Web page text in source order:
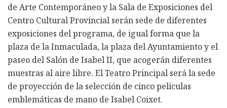
de Arte Contemporáneo y la Sala de Exposiciones del
Centro Cultural Provincial serán sede de diferentes
exposiciones del programa, de igual forma que la
plaza de la Inmaculada, la plaza del Ayuntamiento y el
paseo del Salón de Isabel II, que acogerán diferentes
muestras al aire libre. El Teatro Principal será la sede
de proyección de la selección de cinco películas
emblemáticas de mano de Isabel Coixet.